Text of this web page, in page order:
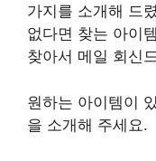
가지를 소개해 드
없다면 찾는 아이
찾아서 메일 회신
원하는 아이템이
을 소개해 주세요.